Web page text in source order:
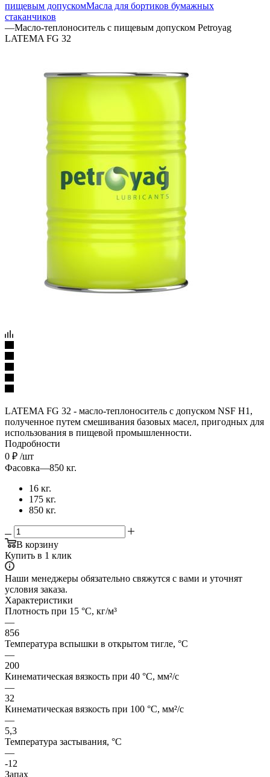
пищевым допускомМасла для бортиков бумажных
стаканчиков
—Масло-теплоноситель с пищевым допуском Petroyag
LATEMA FG 32
LATEMA FG 32 - масло-теплоноситель с допуском NSF H1,
полученное путем смешивания базовых масел, пригодных для
использования в пищевой промышленности.
Подробности
0 ₽ /шт
Фасовка—850 кг.
16 кг.
175 кг.
850 кг.
В корзину
Купить в 1 клик
Наши менеджеры обязательно свяжутся с вами и уточнят
условия заказа.
Характеристики
Плотность при 15 °C, кг/м³
—
856
Температура вспышки в открытом тигле, °C
—
200
Кинематическая вязкость при 40 °C, мм²/с
—
32
Кинематическая вязкость при 100 °C, мм²/с
—
5,3
Температура застывания, °C
—
-12
Запах